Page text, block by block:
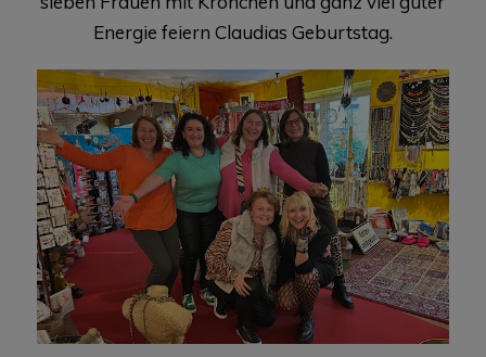
Energie feiern Claudias Geburtstag.